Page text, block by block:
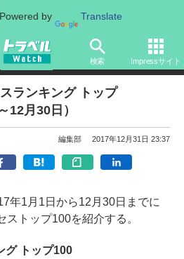
Powered by Translate
検索 Impressサイト
ランキング トップ
12月30日）
編集部 2017年12月31日 23:37
年1月1日から12月30日までに
トップ100を紹介する。
グ トップ100